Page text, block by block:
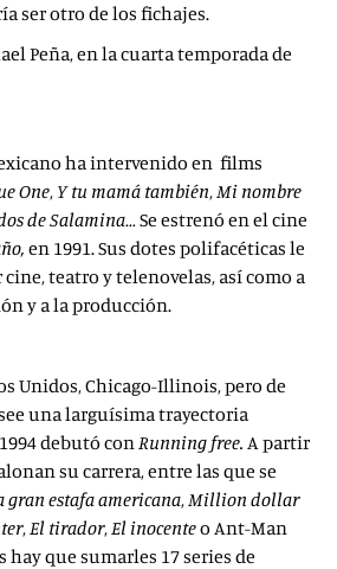
ser otro de los fichajes.
ha intervenido en films
One, Y tu mamá también,Mi nombre
de Salamina… Se estrenó en el cine
en 1991. Sus dotes polifacéticas le
teatro y telenovelas, así como a
y a la producción.
Unidos, Chicago-Illinois, pero de
una larguísima trayectoria
debutó conRunning free. A partir
su carrera, entre las que se
gran estafa americana,Million dollar
,El tirador,El inocenteo Ant-Man
hay que sumarles 17 series de